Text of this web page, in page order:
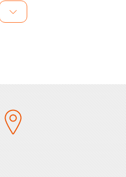
den 10. Juni 2026
– und das bedeutet:
der beeindruckenden
mit feinster Musik,
köstlichem Streetfood
Überraschungen.
bestens vorbereitet und
vom Wetter!